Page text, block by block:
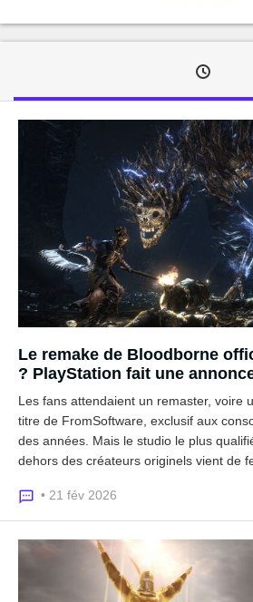
Le remake de Bloodborne
? PlayStation fait une
Les fans attendaient un remaster, voire
titre de FromSoftware, exclusif aux
des années. Mais le studio le plus
dehors des créateurs originels vient de
• 21 fév 2026